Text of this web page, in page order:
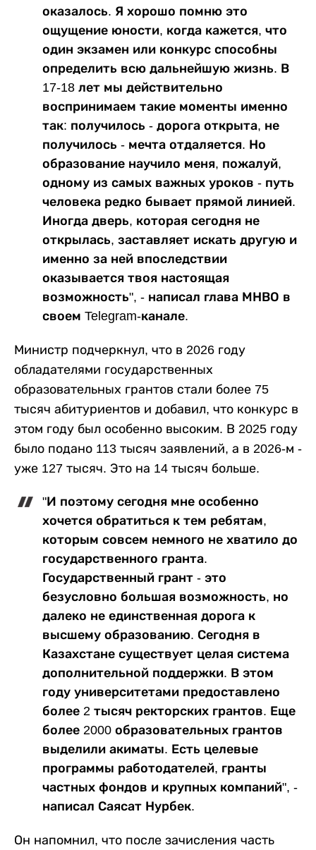
оказалось. Я хорошо помню это
ощущение юности, когда кажется, что
один экзамен или конкурс способны
определить всю дальнейшую жизнь. В
17-18 лет мы действительно
воспринимаем такие моменты именно
так: получилось - дорога открыта, не
получилось - мечта отдаляется. Но
образование научило меня, пожалуй,
одному из самых важных уроков - путь
человека редко бывает прямой линией.
Иногда дверь, которая сегодня не
открылась, заставляет искать другую и
именно за ней впоследствии
оказывается твоя настоящая
возможность", - написал глава МНВО в
своем Telegram-канале.
Министр подчеркнул, что в 2026 году
обладателями государственных
образовательных грантов стали более 75
тысяч абитуриентов и добавил, что конкурс в
этом году был особенно высоким. В 2025 году
было подано 113 тысяч заявлений, а в 2026-м -
уже 127 тысяч. Это на 14 тысяч больше.
"И поэтому сегодня мне особенно
хочется обратиться к тем ребятам,
которым совсем немного не хватило до
государственного гранта.
Государственный грант - это
безусловно большая возможность, но
далеко не единственная дорога к
высшему образованию. Сегодня в
Казахстане существует целая система
дополнительной поддержки. В этом
году университетами предоставлено
более 2 тысяч ректорских грантов. Еще
более 2000 образовательных грантов
выделили акиматы. Есть целевые
программы работодателей, гранты
частных фондов и крупных компаний", -
написал Саясат Нурбек.
Он напомнил, что после зачисления часть